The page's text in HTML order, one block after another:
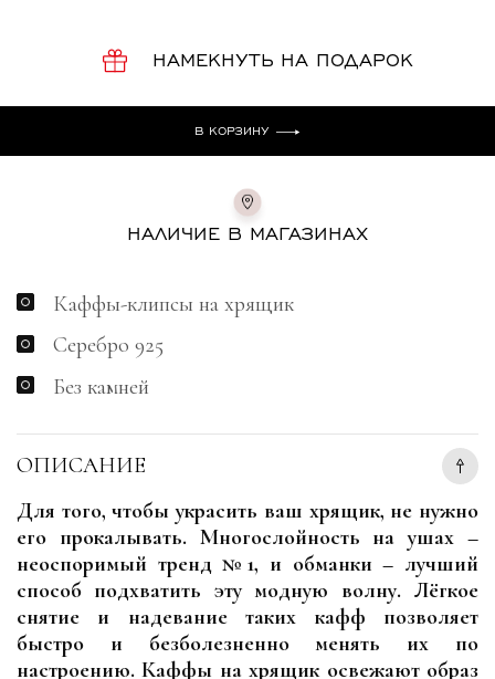
Каффы-клипсы на хрящик
Серебро 925
Без камней
НАМЕКНУТЬ НА ПОДАРОК
В КОРЗИНУ
НАЛИЧИЕ В МАГАЗИНАХ
ОПИСАНИЕ
Для того, чтобы украсить ваш хрящик, не нужно
его прокалывать. Многослойность на ушах –
неоспоримый тренд №1, и обманки – лучший
способ подхватить эту модную волну. Лёгкое
снятие и надевание таких кафф позволяет
быстро и безболезненно менять их по
настроению. Каффы на хрящик освежают образ